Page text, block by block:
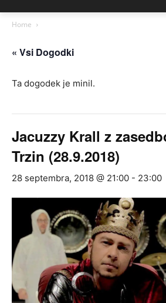
Home
« Vsi Dogodki
Ta dogodek je minil.
Jacuzzy Krall z
Trzin (28.9.2018)
28 septembra, 2018 @ 21:00 - 23:00